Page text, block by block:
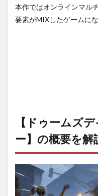
デ
イ：
まと
め
本作ではオンラインマル
要素がMIXしたゲームに
【ドゥームズ
ー】の概要を解